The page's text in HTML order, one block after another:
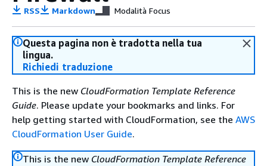
RSS Markdown Modalità Focus
Questa pagina non è tradotta nella tua
lingua.
Richiedi traduzione
This is the new CloudFormation Template Reference
Guide. Please update your bookmarks and links. For
help getting started with CloudFormation, see the AWS
CloudFormation User Guide.
This is the new CloudFormation Template Reference